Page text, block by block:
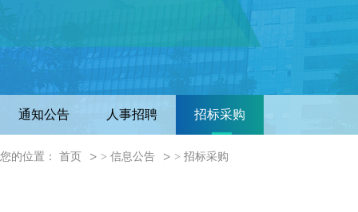
通知公告 人事招聘 招标采购
您的位置： 首页 > 信息公告 > 招标采购